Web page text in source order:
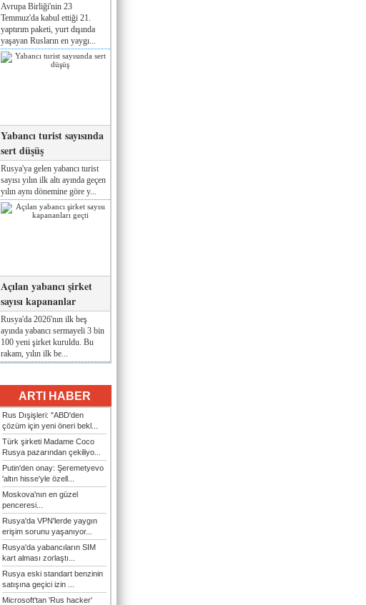
Avrupa Birliği'nin 23
Temmuz'da kabul ettiği 21.
yaptırım paketi, yurt dışında
yaşayan Rusların en yaygı...
Yabancı turist sayısında
sert düşüş
Rusya'ya gelen yabancı turist
sayısı yılın ilk altı ayında geçen
yılın aynı dönemine göre y...
Açılan yabancı şirket
sayısı kapananlar
Rusya'da 2026'nın ilk beş
ayında yabancı sermayeli 3 bin
100 yeni şirket kuruldu. Bu
rakam, yılın ilk be...
ARTI HABER
Rus Dışişleri: "ABD'den
çözüm için yeni öneri bekl...
Türk şirketi Madame Coco
Rusya pazarından çekiliyo...
Putin'den onay: Şeremetyevo
'altın hisse'yle özell...
Moskova'nın en güzel
penceresi...
Rusya'da VPN'lerde yaygın
erişim sorunu yaşanıyor...
Rusya'da yabancıların SIM
kart alması zorlaştı...
Rusya eski standart benzinin
satışına geçici izin ...
Microsoft'tan 'Rus hacker'